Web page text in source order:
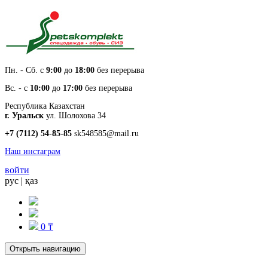
Пн. - Cб. с 9:00 до 18:00 без перерыва
Вс. - с 10:00 до 17:00 без перерыва
Республика Казахстан
г. Уральск ул. Шолохова 34
+7 (7112) 54-85-85 sk548585@mail.ru
Наш инстаграм
войти
рус | қаз
0 ₸
Открыть навигацию